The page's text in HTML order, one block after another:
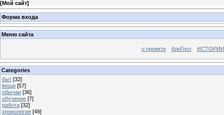
[Мой сайт]
Форма входа
Меню сайта
о проекте блоГнот
Categories
быт [32]
вещи [57]
обычаи [36]
обучение [7]
работа [32]
хронология [49]